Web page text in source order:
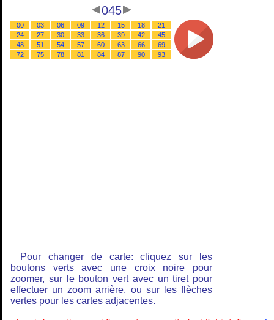
045
00 03 06 09 12 15 18
21
24
27 30 33 36 39 42
45
48
51 54 57 60 63 66
69
72
75 78 81 84 87 90 93
Pour changer de carte: cliquez sur les
boutons verts avec une croix noire pour
zoomer, sur le bouton vert avec un tiret pour
effectuer un zoom arrière, ou sur les flèches
vertes pour les cartes adjacentes.